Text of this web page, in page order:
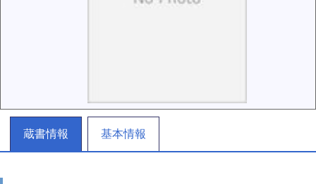
蔵書情報 基本情報